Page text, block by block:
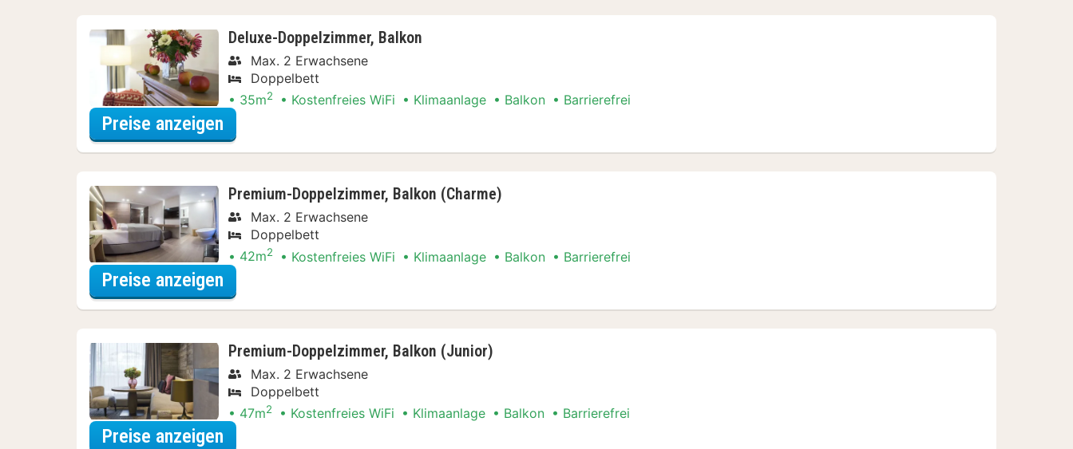
Deluxe-Doppelzimmer, Balkon
Max. 2 Erwachsene
Doppelbett
35m2 Kostenfreies WiFi Klimaanlage Balkon Barrierefrei
Preise anzeigen
Premium-Doppelzimmer, Balkon (Charme)
Max. 2 Erwachsene
Doppelbett
42m2 Kostenfreies WiFi Klimaanlage Balkon Barrierefrei
Preise anzeigen
Premium-Doppelzimmer, Balkon (Junior)
Max. 2 Erwachsene
Doppelbett
47m2 Kostenfreies WiFi Klimaanlage Balkon Barrierefrei
Preise anzeigen